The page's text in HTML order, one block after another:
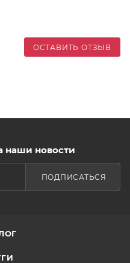
ОСТАВИТЬ ОТЗЫВ
наши новости
ПОДПИСАТЬСЯ